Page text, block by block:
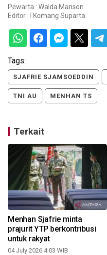
Pewarta : Walda Marison
Editor :
I Komang Suparta
Tags:
SJAFRIE SJAMSOEDDIN
TNI AU MENHAN TS
Terkait
Menhan Sjafrie minta
prajurit YTP berkontribusi
untuk rakyat
04 July 2026 4:03 WIB